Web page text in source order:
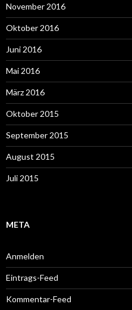
November 2016
Oktober 2016
Juni 2016
Mai 2016
März 2016
Oktober 2015
September 2015
August 2015
Juli 2015
META
Anmelden
Eintrags-Feed
Kommentar-Feed